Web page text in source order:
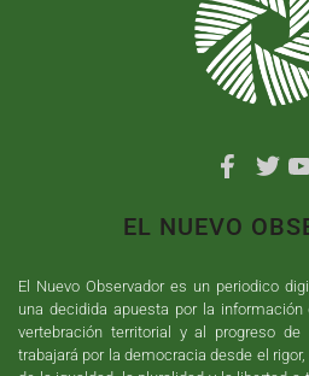
EL NUEVO
El Nuevo Observador es un periodico
una decidida apuesta por la
vertebración territorial y al progreso de
trabajará por la democracia desde el